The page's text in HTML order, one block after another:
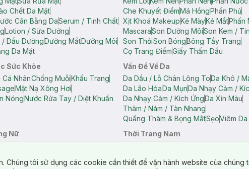
Chết Da Mặt
Cân Bằng DaSerum / Tinh Chất
Lotion / Sữa Dưỡng
/ Dầu DưỡngDưỡng MắtDưỡng Môi
Da Mặt
Che Khuyết ĐiểmMá HồngPhấn Phủ
Xịt Khoá MakeupKẻ MàyKẻ MắtPhấn
MascaraSon Dưỡng MôiSon Kem /
Son ThỏiSon BóngBông Tẩy Trang
Cọ Trang ĐiểmGiấy Thấm Dầu
Sức Khỏe
Cá NhânChống MuỗiKhẩu Trang
Mặt Nạ Xông Hơi
NóngNước Rửa Tay / Diệt Khuẩn
Vấn Đề Về Da
Da Dầu / Lỗ Chân Lông ToDa Khô /
Da Lão HóaDa MụnDa Nhạy Cảm /
Da Nhạy Cảm / Kích ỨngDa Xỉn Màu
Thâm / Nám / Tàn Nhang
Quầng Thâm & Bọng MắtSẹoViêm
Nữ
Quần Short Nữ
Thời Trang Nam
Chúng tôi sử dụng các cookie cần thiết để vận hành website của